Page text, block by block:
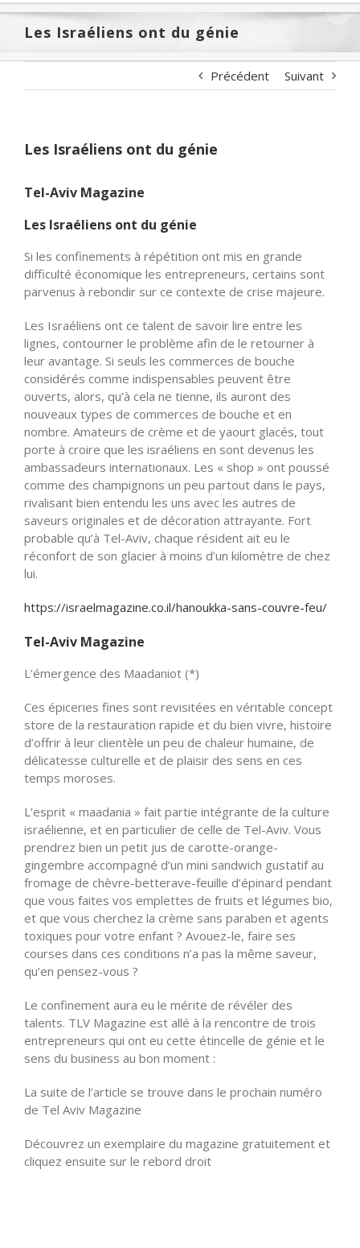
Les Israéliens ont du génie
Précédent Suivant
Les Israéliens ont du génie
Tel-Aviv Magazine
Les Israéliens ont du génie
Si les confinements à répétition ont mis en grande
difficulté économique les entrepreneurs, certains sont
parvenus à rebondir sur ce contexte de crise majeure.
Les Israéliens ont ce talent de savoir lire entre les
lignes, contourner le problème afin de le retourner à
leur avantage. Si seuls les commerces de bouche
considérés comme indispensables peuvent être
ouverts, alors, qu’à cela ne tienne, ils auront des
nouveaux types de commerces de bouche et en
nombre. Amateurs de crème et de yaourt glacés, tout
porte à croire que les israéliens en sont devenus les
ambassadeurs internationaux. Les « shop » ont poussé
comme des champignons un peu partout dans le pays,
rivalisant bien entendu les uns avec les autres de
saveurs originales et de décoration attrayante. Fort
probable qu’à Tel-Aviv, chaque résident ait eu le
réconfort de son glacier à moins d’un kilomètre de chez
lui.
https://israelmagazine.co.il/hanoukka-sans-couvre-feu/
Tel-Aviv Magazine
L’émergence des Maadaniot (*)
Ces épiceries fines sont revisitées en véritable concept
store de la restauration rapide et du bien vivre, histoire
d’offrir à leur clientèle un peu de chaleur humaine, de
délicatesse culturelle et de plaisir des sens en ces
temps moroses.
L’esprit « maadania » fait partie intégrante de la culture
israélienne, et en particulier de celle de Tel-Aviv. Vous
prendrez bien un petit jus de carotte-orange-
gingembre accompagné d’un mini sandwich gustatif au
fromage de chèvre-betterave-feuille d’épinard pendant
que vous faites vos emplettes de fruits et légumes bio,
et que vous cherchez la crème sans paraben et agents
toxiques pour votre enfant ? Avouez-le, faire ses
courses dans ces conditions n’a pas la même saveur,
qu’en pensez-vous ?
Le confinement aura eu le mérite de révéler des
talents. TLV Magazine est allé à la rencontre de trois
entrepreneurs qui ont eu cette étincelle de génie et le
sens du business au bon moment :
La suite de l’article se trouve dans le prochain numéro
de Tel Aviv Magazine
Découvrez un exemplaire du magazine gratuitement et
cliquez ensuite sur le rebord droit